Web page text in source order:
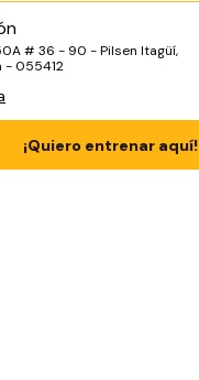
# 36 - 90 - Pilsen Itagüí,
- 055412
¡Quiero entrenar aquí!